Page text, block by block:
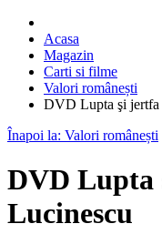
Acasa
Magazin
Carti si filme
Valori românești
DVD Lupta şi
Înapoi la: Valori românești
DVD Lupta
Lucinescu